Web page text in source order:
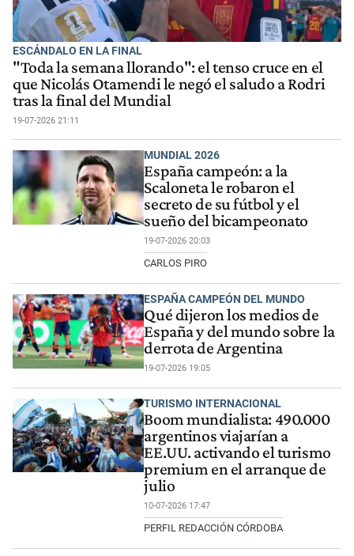
ESCÁNDALO EN LA FINAL
"Toda la semana llorando": el tenso cruce en el
que Nicolás Otamendi le negó el saludo a Rodri
tras la final del Mundial
19-07-2026 21:11
MUNDIAL 2026
España campeón: a la
Scaloneta le robaron el
secreto de su fútbol y el
sueño del bicampeonato
19-07-2026 20:03
CARLOS PIRO
ESPAÑA CAMPEÓN DEL MUNDO
Qué dijeron los medios de
España y del mundo sobre la
derrota de Argentina
19-07-2026 19:05
TURISMO INTERNACIONAL
Boom mundialista: 490.000
argentinos viajarían a
EE.UU. activando el turismo
premium en el arranque de
julio
10-07-2026 17:47
PERFIL REDACCIÓN CÓRDOBA